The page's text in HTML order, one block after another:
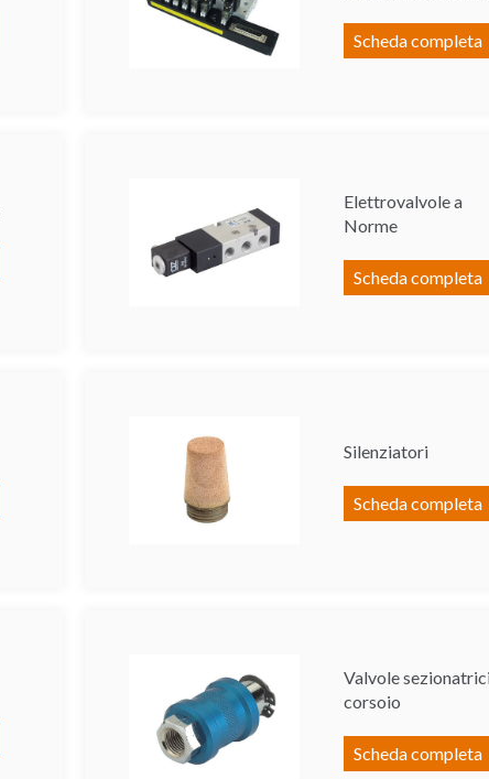
Scheda completa
Elettrovalvole a
Norme
Scheda completa
Silenziatori
Scheda completa
Valvole
corsoio
Scheda completa